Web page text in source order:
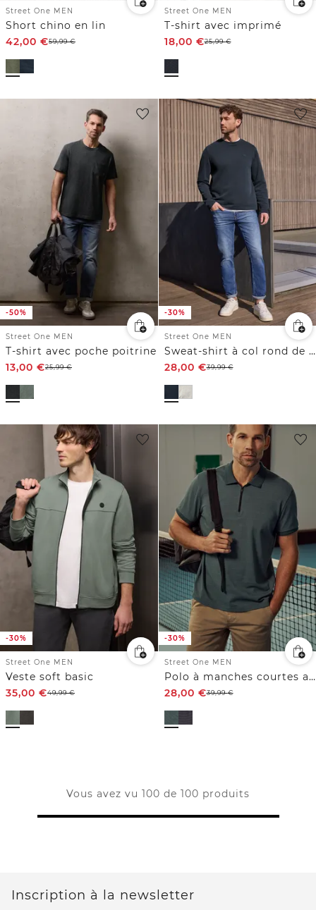
Street One MEN
Short chino en lin
42,00 €59,99€
Street One MEN
T-shirt avec imprimé
18,00 €25,99€
-50%
Street One MEN
T-shirt avec poche poitrine
13,00 €25,99€
-30%
Street One MEN
Sweat-shirt à col rond de qualité douce
28,00 €39,99€
-30%
Street One MEN
Veste soft basic
35,00 €49,99€
-30%
Street One MEN
Polo à manches courtes avec détails de fermeture éclair
28,00 €39,99€
Vous avez vu 100 de 100 produits
Inscription à la newsletter